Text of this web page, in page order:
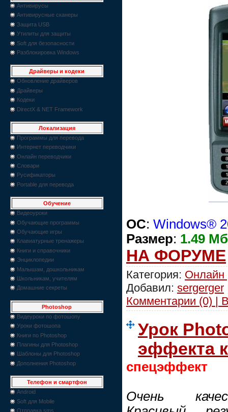
Антивирусы
Антивирусные сканеры
Защита USB
Утилиты для защиты
Soft для безопасности
Разблокировка Windows
Драйверы и кодеки
Обновление драйверов
Драйверы
Кодеки
DirectX & NET Framework
Локализация
Программы для перевода
Интернет переводчики
Онлайн переводчики
Словари
Русификаторы
Portable для перевода
Обучение
Видеоуроки
Обучающие программы
Обучающие игры
Клавиатурные тренажеры
Книги и справочники
Энциклопедии
Малышам, дошкольникам
Школьникам, учителям
Домашние секреты
Photoshop
Видеуроки по фотошопу
Уроки фотошопа
Книги по Photoshop
Плагины для Photoshop
Шаблоны для Photoshop
Дополнения Photoshop
Телефон и смартфон
Android
Soft для Mobile
Отправка sms
ОС: Windows®
Размер: 1.49 Мб
НА ФОРУМЕ
Категория: Онлайн
Добавил: sergerger
Комментарии (0) |
Урок
эффекта
спецэффект
Очень